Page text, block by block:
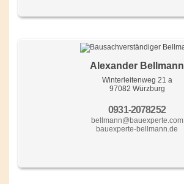
Alexander Bellmann
Winterleitenweg 21 a
97082 Würzburg
0931-2078252
bellmann@bauexperte.com
bauexperte-bellmann.de